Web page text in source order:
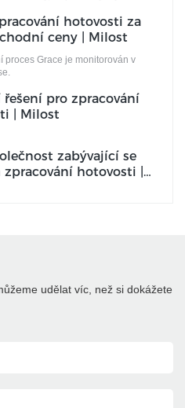
hotovosti za
ceny | Milost
proces Grace je monitorován v
řešení pro zpracování
| Milost
zabývající se
hotovosti |
udělat víc, než si dokážete